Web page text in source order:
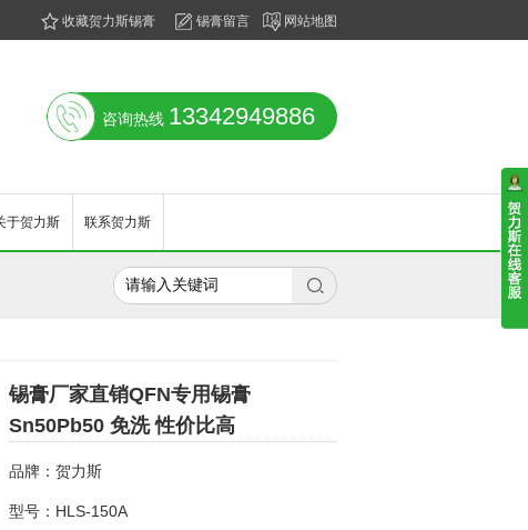
收藏贺力斯锡膏 锡膏留言 网站地图
咨询热线 13342949886
于贺力斯 联系贺力斯

锡膏厂家直销QFN专用锡膏
Sn50Pb50 免洗 性价比高
品牌：贺力斯
型号：HLS-150A